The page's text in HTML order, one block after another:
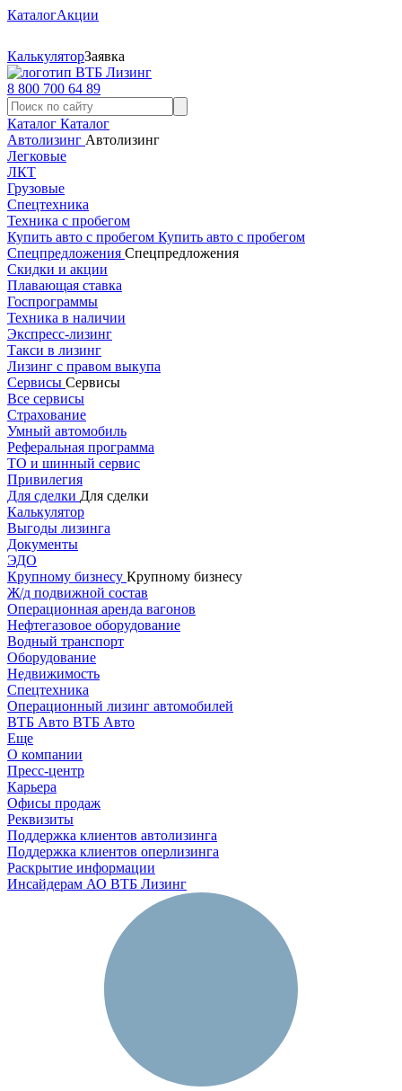
КаталогАкции
КалькуляторЗаявка
8 800 700 64 89
Каталог Каталог
Автолизинг Автолизинг
Легковые
ЛКТ
Грузовые
Спецтехника
Техника с пробегом
Купить авто с пробегом Купить авто с пробегом
Спецпредложения Спецпредложения
Скидки и акции
Плавающая ставка
Госпрограммы
Техника в наличии
Экспресс-лизинг
Такси в лизинг
Лизинг с правом выкупа
Сервисы Сервисы
Все сервисы
Страхование
Умный автомобиль
Реферальная программа
ТО и шинный сервис
Привилегия
Для сделки Для сделки
Калькулятор
Выгоды лизинга
Документы
ЭДО
Крупному бизнесу Крупному бизнесу
Ж/д подвижной состав
Операционная аренда вагонов
Нефтегазовое оборудование
Водный транспорт
Оборудование
Недвижимость
Спецтехника
Операционный лизинг автомобилей
ВТБ Авто ВТБ Авто
Еще
О компании
Пресс-центр
Карьера
Офисы продаж
Реквизиты
Поддержка клиентов автолизинга
Поддержка клиентов оперлизинга
Раскрытие информации
Инсайдерам АО ВТБ Лизинг